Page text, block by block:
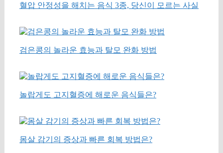
혈압 안정성을 해치는 음식 3종, 당신이 모르는 사실
검은콩의 놀라운 효능과 탈모 완화 방법
놀랍게도 고지혈증에 해로운 음식들은?
몸살 감기의 증상과 빠른 회복 방법은?